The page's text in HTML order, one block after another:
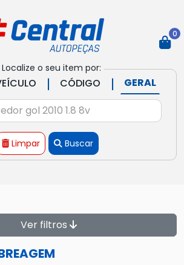
Localize o seu item por:
| CÓDIGO | GERAL
Limpar Buscar
0
Ver filtros